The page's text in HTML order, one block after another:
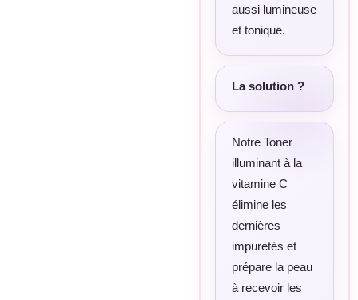
aussi lumineuse
et tonique.
La solution ?
Notre Toner
illuminant à la
vitamine C
élimine les
dernières
impuretés et
prépare la peau
à recevoir les